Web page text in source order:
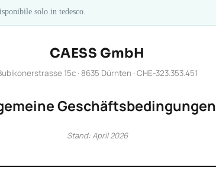
solo in tedesco.
CAESS GmbH
15c · 8635 Dürnten · CHE-323.353.451
Geschäftsbedingungen
Stand: April 2026